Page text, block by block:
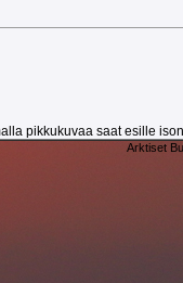
pikkukuvaa saat esille
Arktiset